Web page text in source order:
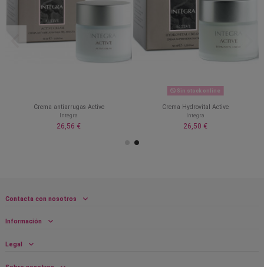
Crema antiarrugas Active
Integra
26,56 €
Sin stock online
Crema Hydrovital Active
Integra
26,50 €
Contacta con nosotros
Información
Legal